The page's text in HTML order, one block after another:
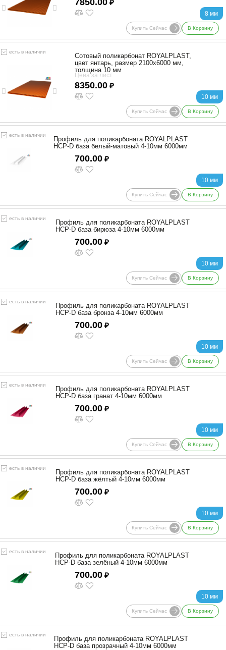
8 мм
₽
Купить Сейчас В Корзину
есть в наличии
10 мм
Сотовый поликарбонат ROYALPLAST,
цвет янтарь, размер 2100x6000 мм,
толщина 10 мм
Цена за лист
8350.00 ₽
Купить Сейчас В Корзину
есть в наличии
10 мм
Профиль для поликарбоната ROYALPLAST
HCP-D база белый-матовый 4-10мм 6000мм
700.00 ₽
Купить Сейчас В Корзину
есть в наличии
10 мм
Профиль для поликарбоната ROYALPLAST
HCP-D база бирюза 4-10мм 6000мм
700.00 ₽
Купить Сейчас В Корзину
есть в наличии
10 мм
Профиль для поликарбоната ROYALPLAST
HCP-D база бронза 4-10мм 6000мм
700.00 ₽
Купить Сейчас В Корзину
есть в наличии
10 мм
Профиль для поликарбоната ROYALPLAST
HCP-D база гранат 4-10мм 6000мм
700.00 ₽
Купить Сейчас В Корзину
есть в наличии
10 мм
Профиль для поликарбоната ROYALPLAST
HCP-D база жёлтый 4-10мм 6000мм
700.00 ₽
Купить Сейчас В Корзину
есть в наличии
10 мм
Профиль для поликарбоната ROYALPLAST
HCP-D база зелёный 4-10мм 6000мм
700.00 ₽
Купить Сейчас В Корзину
есть в наличии
Профиль для поликарбоната ROYALPLAST
HCP-D база прозрачный 4-10мм 6000мм